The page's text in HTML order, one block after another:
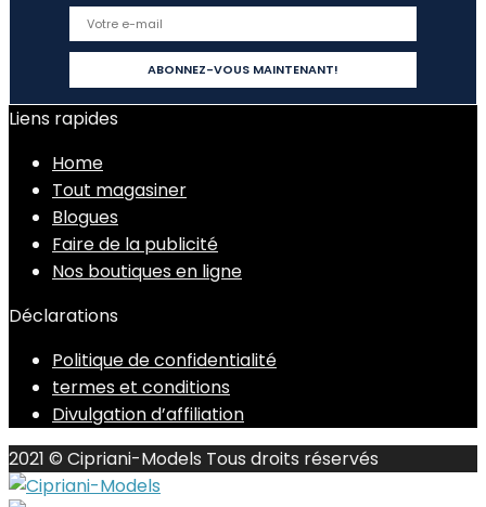
Liens rapides
Home
Tout magasiner
Blogues
Faire de la publicité
Nos boutiques en ligne
Déclarations
Politique de confidentialité
termes et conditions
Divulgation d’affiliation
2021 © Cipriani-Models Tous droits réservés